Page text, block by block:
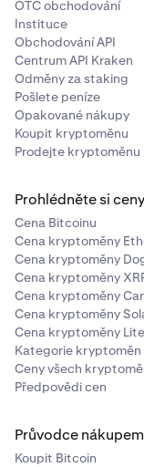
•
Budete
opakovanou
opakovaná
pravidelném
OTC obchodování
Instituce
Obchodování API
Centrum API Kraken
Odměny za staking
Pošlete peníze
Opakované nákupy
Koupit kryptoměnu
Prodejte kryptoměnu
Prohlédněte si ceny
Cena Bitcoinu
Cena kryptoměny
Cena kryptoměny
Cena kryptoměny
Cena kryptoměny
Cena kryptoměny
Cena kryptoměny
Kategorie kryptoměn
Ceny všech
Předpovědi cen
Průvodce nákupem
Koupit Bitcoin